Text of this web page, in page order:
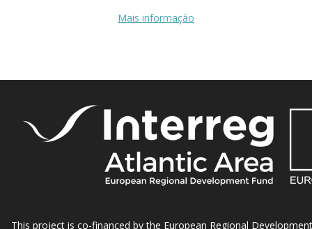
Mais informação
This project is co-financed by the European Regional